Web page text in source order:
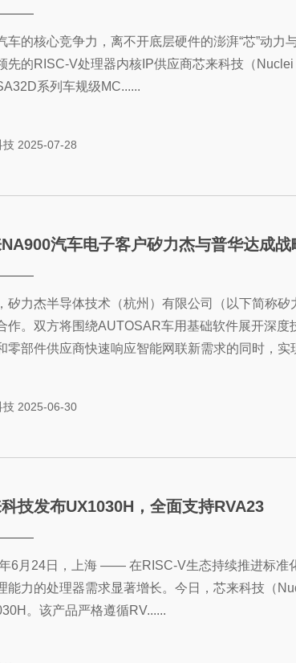
车的核心竞争力，离不开底层硬件的澎湃“芯”动力
先的RISC-V处理器内核IP供应商芯来科技（
系列车规级MC......
技 2025-07-28
汽车电子客户矽力杰与普华达成战
矽力杰半导体技术（杭州）有限公司（以下简称
作。双方将围绕AUTOSAR车用基础软件展开深
零部件供应商快速响应智能网联新需求的同时，实
技 2025-06-30
技发布UX1030H，全面支持RVA23
6月24日，上海 —— 在RISC-V生态持续推进标准
能力的处理器需求显著增长。今日，芯来科技（
。该产品严格遵循RV......